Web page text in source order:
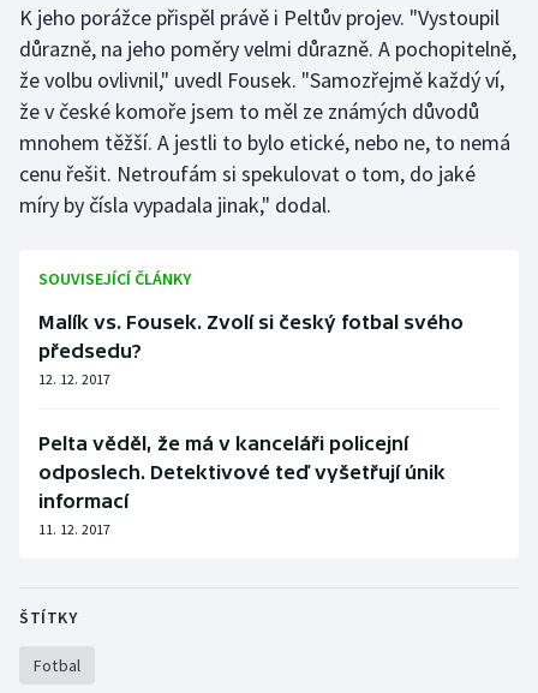
K jeho porážce přispěl právě i Peltův projev. "Vystoupil
důrazně, na jeho poměry velmi důrazně. A pochopitelně,
že volbu ovlivnil," uvedl Fousek. "Samozřejmě každý ví,
že v české komoře jsem to měl ze známých důvodů
mnohem těžší. A jestli to bylo etické, nebo ne, to nemá
cenu řešit. Netroufám si spekulovat o tom, do jaké
míry by čísla vypadala jinak," dodal.
SOUVISEJÍCÍ ČLÁNKY
Malík vs. Fousek. Zvolí si český fotbal svého
předsedu?
12. 12. 2017
Pelta věděl, že má v kanceláři policejní
odposlech. Detektivové teď vyšetřují únik
informací
11. 12. 2017
ŠTÍTKY
Fotbal